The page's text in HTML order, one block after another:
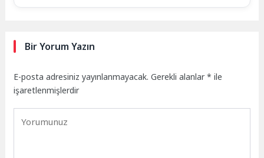
Bir Yorum Yazın
E-posta adresiniz yayınlanmayacak. Gerekli alanlar* ile
işaretlenmişlerdir